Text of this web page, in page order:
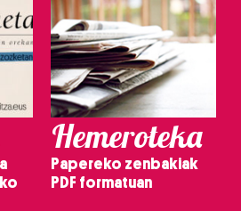
Hemeroteka
Papereko zenbakiak
PDF formatuan